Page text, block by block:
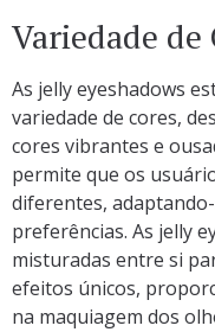
Variedade de
As jelly eyeshadows
variedade de cores,
cores vibrantes e
permite que os
diferentes,
preferências. As jelly
misturadas entre si
efeitos únicos,
na maquiagem dos